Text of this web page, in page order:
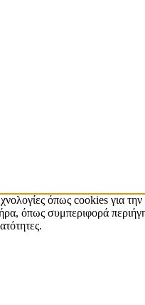
όπως cookies για
όπως συμπεριφορά